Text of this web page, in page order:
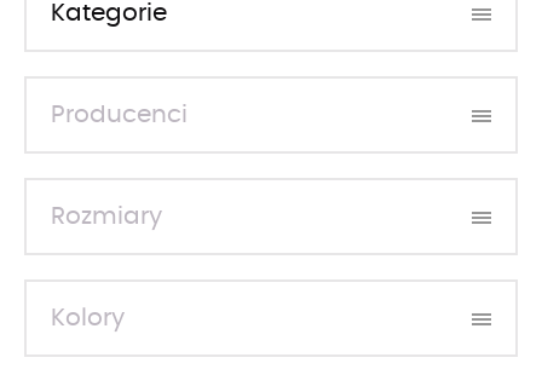
Kategorie
Producenci
Rozmiary
Kolory